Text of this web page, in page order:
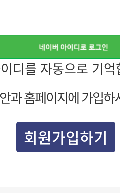
디를 자동으로 기
과 홈페이지에 가입하
회원가입하기